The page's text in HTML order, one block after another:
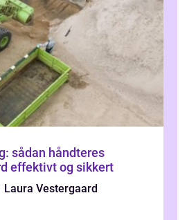
sådan håndteres
effektivt og sikkert
Laura Vestergaard